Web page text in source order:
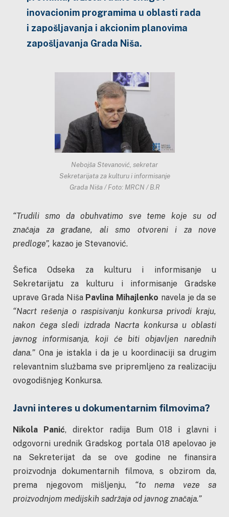
inovacionim programima u oblasti rada
i zapošljavanja i akcionim planovima
zapošljavanja Grada Niša.
Nebojša Stevanović, sekretar
Sekretarijata za kulturu i informisanje
Grada Niša / Foto: MRCN / B.R
“Trudili smo da obuhvatimo sve teme koje su od
značaja za građane, ali smo otvoreni i za nove
predloge”, kazao je Stevanović.
Šefica Odseka za kulturu i informisanje u
Sekretarijatu za kulturu i informisanje Gradske
uprave Grada NišaPavlina Mihajlenko navela je da se
“Nacrt rešenja o raspisivanju konkursa privodi kraju,
nakon čega sledi izdrada Nacrta konkursa u oblasti
javnog informisanja, koji će biti objavljen narednih
dana.” Ona je istakla i da je u koordinaciji sa drugim
relevantnim službama sve pripremljeno za realizaciju
ovogodišnjeg Konkursa.
Javni interes u dokumentarnim filmovima?
Nikola Panić, direktor radija Bum 018 i glavni i
odgovorni urednik Gradskog portala 018 apelovao je
na Sekreterijat da se ove godine ne finansira
proizvodnja dokumentarnih filmova, s obzirom da,
prema njegovom mišljenju, “to nema veze sa
proizvodnjom medijskih sadržaja od javnog značaja.”